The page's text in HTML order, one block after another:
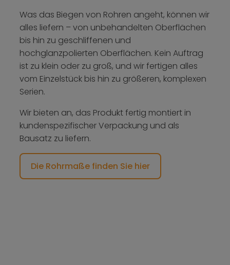
Was das Biegen von Rohren angeht, können wir
alles liefern – von unbehandelten Oberflächen
bis hin zu geschliffenen und
hochglanzpolierten Oberflächen. Kein Auftrag
ist zu klein oder zu groß, und wir fertigen alles
vom Einzelstück bis hin zu größeren, komplexen
Serien.
Wir bieten an, das Produkt fertig montiert in
kundenspezifischer Verpackung und als
Bausatz zu liefern.
Die Rohrmaße finden Sie hier